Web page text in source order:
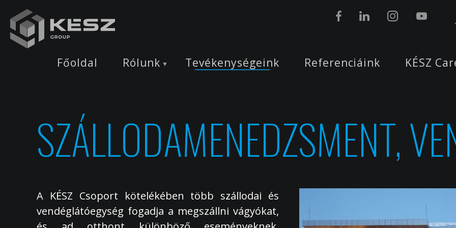
Ugrás
tartalomra
Főoldal Rólunk Tevékenységeink Referenciáink KÉSZ
SZÁLLODAMENEDZSMENT,
A KÉSZ Csoport kötelékében több szállodai és
vendéglátóegység fogadja a megszállni vágyókat,